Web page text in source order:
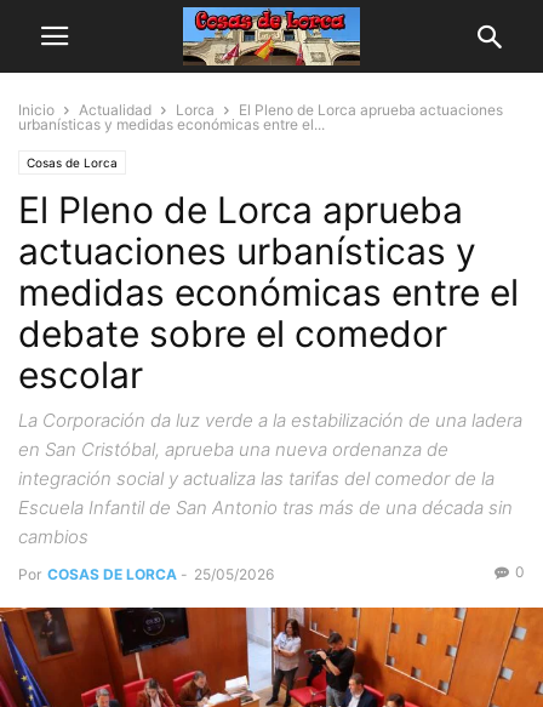
Inicio Actualidad Lorca
El Pleno de Lorca aprueba actuaciones
urbanísticas y medidas económicas entre el...
Cosas de Lorca
El Pleno de Lorca aprueba
actuaciones urbanísticas y
medidas económicas entre el
debate sobre el comedor
escolar
La Corporación da luz verde a la estabilización de una ladera
en San Cristóbal, aprueba una nueva ordenanza de
integración social y actualiza las tarifas del comedor de la
Escuela Infantil de San Antonio tras más de una década sin
cambios
Por COSAS DE LORCA - 25/05/2026 0